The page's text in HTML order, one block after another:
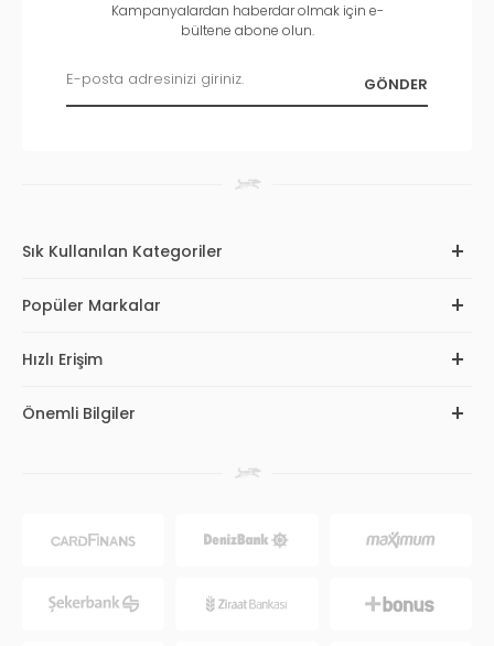
Kampanyalardan haberdar olmak için e-
bültene abone olun.
Sık Kullanılan Kategoriler
Popüler Markalar
Hızlı Erişim
Önemli Bilgiler